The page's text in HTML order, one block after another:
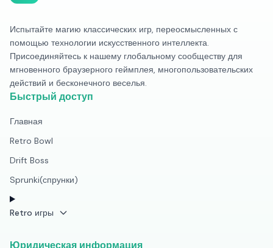
Испытайте магию классических игр, переосмысленных с
помощью технологии искусственного интеллекта.
Присоединяйтесь к нашему глобальному сообществу для
мгновенного браузерного геймплея, многопользовательских
действий и бесконечного веселья.
Быстрый доступ
Главная
Retro Bowl
Drift Boss
Sprunki(спрунки)
Retro игры
Юридическая информация